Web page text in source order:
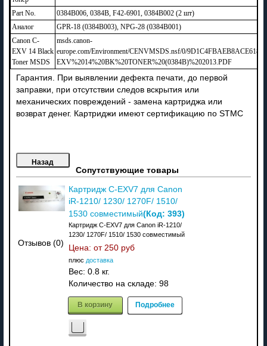
Part No.
0384B006, 0384B, F42-6901, 0384B002 (2 шт)
Аналог
GPR-18 (0384B003), NPG-28 (0384B001)
Canon C-
EXV 14 Black
Toner MSDS
msds.canon-
europe.com/Environment/CENVMSDS.nsf/0/
EXV%2014%20BK%20TONER%20(0384B)%202013.PDF
Гарантия. При выявлении дефекта печати, до первой
заправки, при отсутствии следов вскрытия или
механических повреждений - замена картриджа или
возврат денег. Картриджи имеют сертификацию по STMC
Сопутствующие товары
Отзывов (0)
Картридж C-EXV7 для Canon
iR-1210/ 1230/ 1270F/ 1510/
1530 совместимый(Код: 393)
Картридж C-EXV7 для Canon iR-1210/
1230/ 1270F/ 1510/ 1530 совместимый
Цена: от 250 руб
плюс доставка
Вес: 0.8 кг.
Количество на складе: 98
В корзину Подробнее